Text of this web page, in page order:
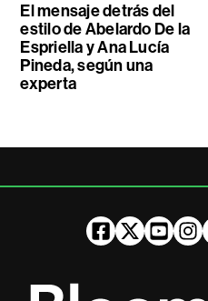
El mensaje detrás del
estilo de Abelardo De la
Espriella y Ana Lucía
Pineda, según una
experta